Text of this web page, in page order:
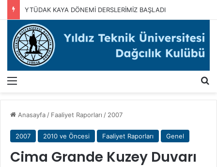
YTÜDAK KAYA DÖNEMİ DERSLERİMİZ BAŞLADI
Anasayfa / Faaliyet Raporları / 2007
2007 2010 ve Öncesi Faaliyet Raporları Genel
Cima Grande Kuzey Duvarı